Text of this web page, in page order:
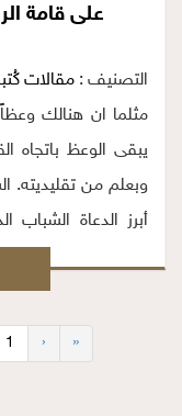
على قامة
التصنيف : مقالات
مثلما ان هنالك
يبقى الوعظ باتجاه
وبعلم من تقليديته.
أبرز الدعاة الشباب
بالقيمة
«
‹
1